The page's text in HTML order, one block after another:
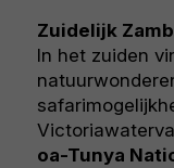
Zuidelijk
In het zuiden
oa-Tunya